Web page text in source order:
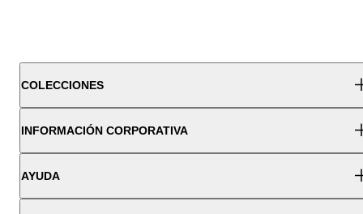
COLECCIONES
INFORMACIÓN CORPORATIVA
AYUDA